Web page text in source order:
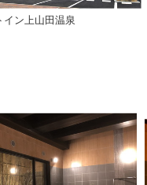
ン上山田温泉